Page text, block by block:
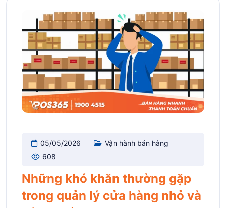
05/05/2026
Vận hành bán hàng
608
Những khó khăn thường gặp
trong quản lý cửa hàng nhỏ và